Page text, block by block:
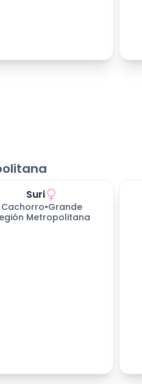
Suri
Cachorro•Grande
Metropolitana